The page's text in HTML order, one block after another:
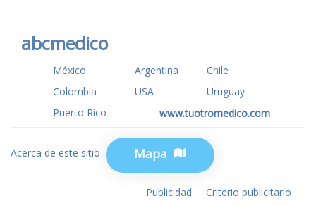
Mapa
abcmedico
México Argentina
Chile
Colombia
USA
Uruguay
Puerto Rico
www.tuotromedico.com
Acerca de este sitio Privacidad
Publicidad Criterio publicitario